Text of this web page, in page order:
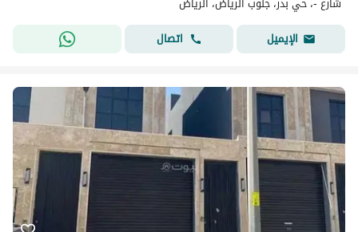
الإيميل
اتصال